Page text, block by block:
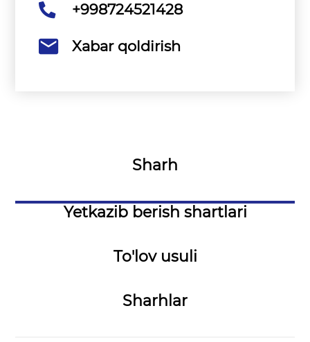
+998724521428
Xabar qoldirish
Sharh
Yetkazib berish shartlari
To'lov usuli
Sharhlar